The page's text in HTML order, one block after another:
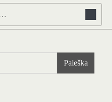
Paieška